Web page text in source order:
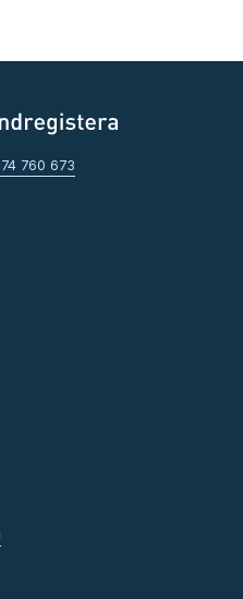
760 673